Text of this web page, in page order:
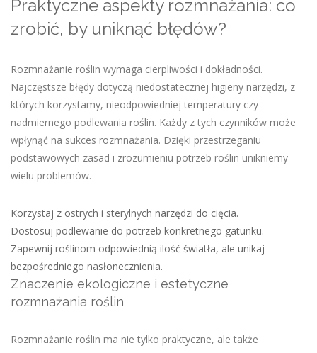
Praktyczne aspekty rozmnażania: co
zrobić, by uniknąć błędów?
Rozmnażanie roślin wymaga cierpliwości i dokładności.
Najczęstsze błędy dotyczą niedostatecznej higieny narzędzi, z
których korzystamy, nieodpowiedniej temperatury czy
nadmiernego podlewania roślin. Każdy z tych czynników może
wpłynąć na sukces rozmnażania. Dzięki przestrzeganiu
podstawowych zasad i zrozumieniu potrzeb roślin unikniemy
wielu problemów.
Korzystaj z ostrych i sterylnych narzędzi do cięcia.
Dostosuj podlewanie do potrzeb konkretnego gatunku.
Zapewnij roślinom odpowiednią ilość światła, ale unikaj
bezpośredniego nasłonecznienia.
Znaczenie ekologiczne i estetyczne
rozmnażania roślin
Rozmnażanie roślin ma nie tylko praktyczne, ale także